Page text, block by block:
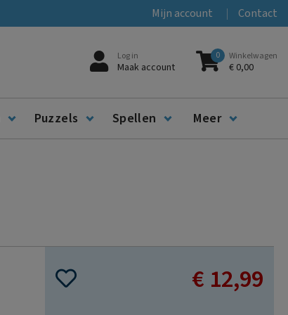
Mijn account Contact
Log in
Maak account
0 Winkelwagen
€ 0,00
Puzzels Spellen Meer
€ 12,99